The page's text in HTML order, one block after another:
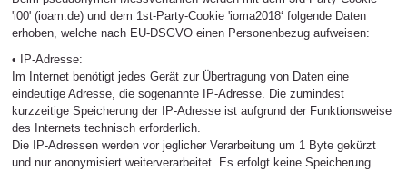
'i00' (ioam.de) und dem 1st-Party-Cookie 'ioma2018‘ folgende Daten
erhoben, welche nach EU-DSGVO einen Personenbezug aufweisen:
• IP-Adresse:
Im Internet benötigt jedes Gerät zur Übertragung von Daten eine
eindeutige Adresse, die sogenannte IP-Adresse. Die zumindest
kurzzeitige Speicherung der IP-Adresse ist aufgrund der Funktionsweise
des Internets technisch erforderlich.
Die IP-Adressen werden vor jeglicher Verarbeitung um 1 Byte gekürzt
und nur anonymisiert weiterverarbeitet. Es erfolgt keine Speicherung